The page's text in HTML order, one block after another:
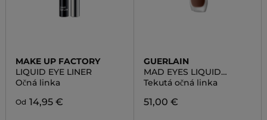
MAKE UP FACTORY
LIQUID EYE LINER
Očná linka
Od 14,95 €
GUERLAIN
MAD EYES LIQUID
EYELINER
Tekutá očná linka
51,00 €